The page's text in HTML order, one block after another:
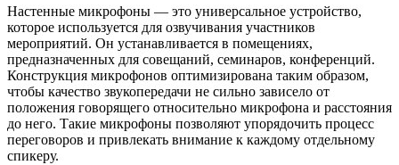
Acoustic Magic
CleverMic 2
Nureva 2
Phoenix Audio 1
Shure 6
Количество микрофонов
6 2
Настенные микрофоны — это универсальное устройство,
которое используется для озвучивания участников
мероприятий. Он устанавливается в помещениях,
предназначенных для совещаний, семинаров, конференций.
Конструкция микрофонов оптимизирована таким образом,
чтобы качество звукопередачи не сильно зависело от
положения говорящего относительно микрофона и расстояния
до него. Такие микрофоны позволяют упорядочить процесс
переговоров и привлекать внимание к каждому отдельному
спикеру.